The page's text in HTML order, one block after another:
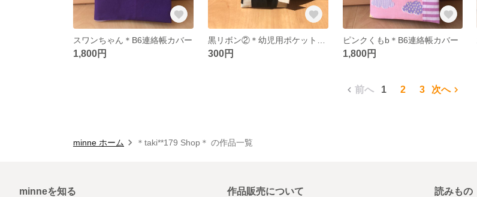
スワンちゃん＊B6連絡帳カバー
1,800円 300円
ピンクくもb＊B6連絡帳カバー
1,800円
前へ 1 2 3 次へ
minne ホーム ＊taki**179 Shop＊ の作品一覧
minneを知る 作品販売について 読みもの